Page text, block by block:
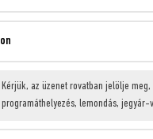
Kérjük, az üzenet rovatban jelölje
programáthelyezés, lemondás, jegyár-